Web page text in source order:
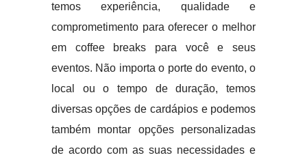
temos experiência, qualidade e
comprometimento para oferecer o melhor
em coffee breaks para você e seus
eventos. Não importa o porte do evento, o
local ou o tempo de duração, temos
diversas opções de cardápios e podemos
também montar opções personalizadas
de acordo com as suas necessidades e